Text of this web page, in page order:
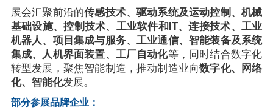
展会汇聚前沿的传感技术、驱动系统及运动控制、机械
基础设施、控制技术、工业软件和IT、连接技术、工业
机器人、项目集成与服务、工业通信、智能装备及系统
集成、人机界面装置、工厂自动化等，同时结合数字化
转型发展，聚焦智能制造，推动制造业向数字化、网络
化、智能化发展。
部分参展品牌企业：